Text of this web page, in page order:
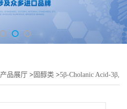
产品展厅 > 固醇类 >5β-Cholanic Acid-3β,